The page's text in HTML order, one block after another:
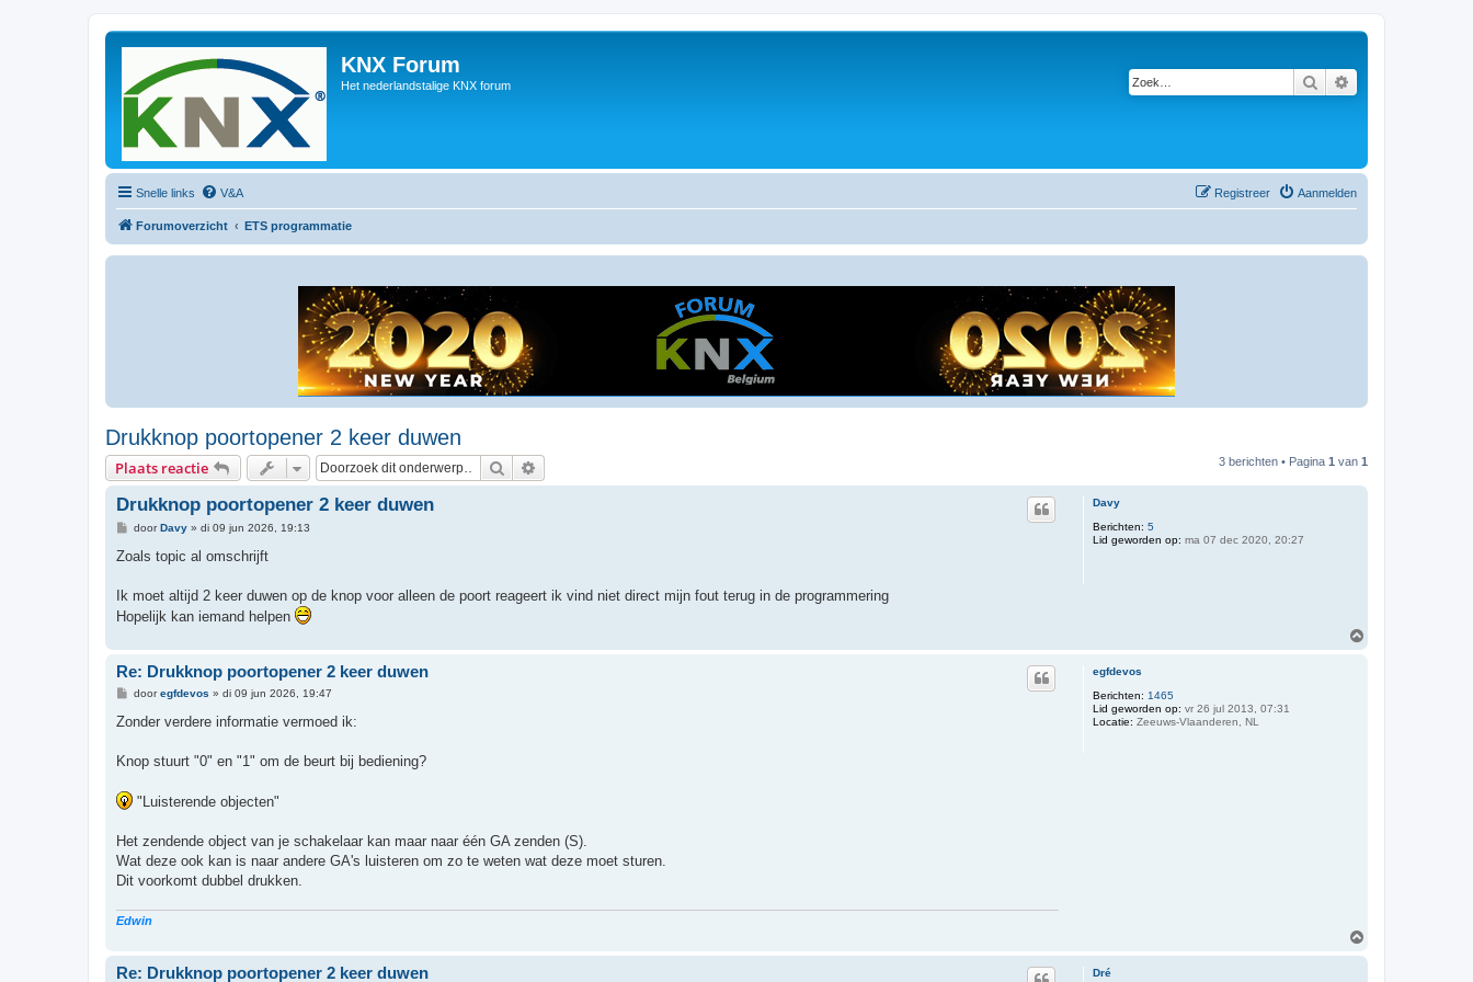
KNX Forum
Het nederlandstalige KNX forum Zoek
Snelle links V&A Aanmelden
Registreer
Forumoverzicht ETS programmatie
Drukknop poortopener 2 keer duwen
Plaats reactie Zoek 3 berichten • Pagina 1 van 1
Davy
Berichten: 5
Lid geworden op: ma 07 dec 2020, 20:27
Drukknop poortopener 2 keer duwen
B
r
h
doorDavy» di 09 jun 2026, 19:13
Zoals topic al omschrijft
Ik moet altijd 2 keer duwen op de knop voor alleen de poort reageert ik vind niet direct mijn fout terug in de programmering
Hopelijk kan iemand helpen
egfdevos
Berichten: 1465
Lid geworden op: vr 26 jul 2013, 07:31
Locatie: Zeeuws-Vlaanderen, NL
Re: Drukknop poortopener 2 keer duwen
B
r
h
dooregfdevos » di 09 jun 2026, 19:47
Zonder verdere informatie vermoed ik:
Knop stuurt "0" en "1" om de beurt bij bediening?
"Luisterende objecten"
Het zendende object van je schakelaar kan maar naar één GA zenden (S).
Wat deze ook kan is naar andere GA's luisteren om zo te weten wat deze moet sturen.
Dit voorkomt dubbel drukken.
Edwin
Dré
Re: Drukknop poortopener 2 keer duwen